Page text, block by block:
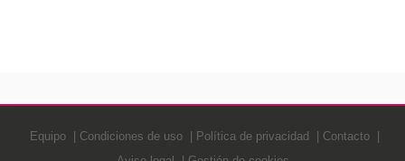
Equipo Condiciones de uso Política de privacidad
Contacto